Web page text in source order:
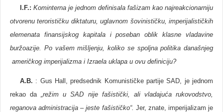
I.F.: Kominterna je jednom definisala fašizam kao najreakcionarniju
otvorenu terorističku diktaturu, uglavnom šovinističku, imperijalističkih
elemenata finansijskog kapitala i poseban oblik klasne vladavine
buržoazije. Po vašem mišljenju, koliko se spoljna politika današnjeg
američkog imperijalizma i Izraela uklapa u ovu definiciju?
A.B. : Gus Hall, predsednik Komunističke partije SAD, je jednom
rekao da
„režim u SAD nije fašistički, ali vladajuća rukovodstvo,
reganova administracija – jeste fašističko“. Jer, znate, imperijalizam je